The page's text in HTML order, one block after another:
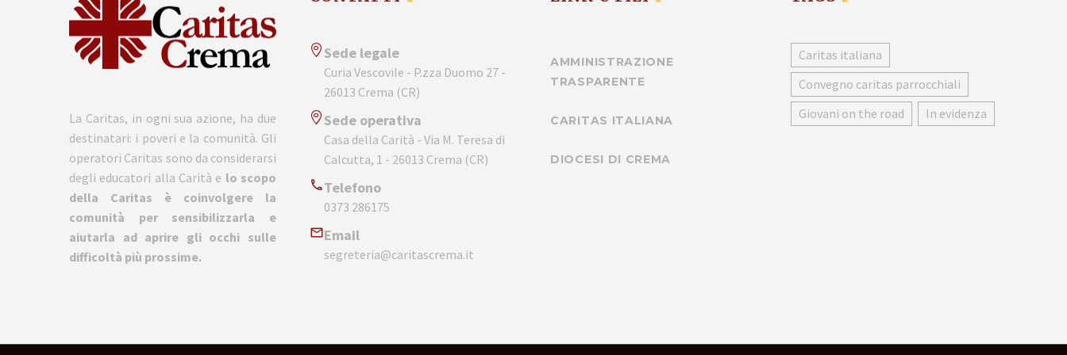
La Caritas, in ogni sua azione, ha due
destinatari: i poveri e la comunità. Gli
operatori Caritas sono da considerarsi
degli educatori alla Carità e lo scopo
della Caritas è coinvolgere la
comunità per sensibilizzarla e
aiutarla ad aprire gli occhi sulle
difficoltà più prossime.
Sede legale
Curia Vescovile - P.zza Duomo 27 -
26013 Crema (CR)
Sede operativa
Casa della Carità - Via M. Teresa di
Calcutta, 1 - 26013 Crema (CR)
Telefono
0373 286175
Email
segreteria@caritascrema.it
AMMINISTRAZIONE
TRASPARENTE
CARITAS ITALIANA
DIOCESI DI CREMA
Caritas italiana
Convegno caritas parrocchiali
Giovani on the road
In evidenza